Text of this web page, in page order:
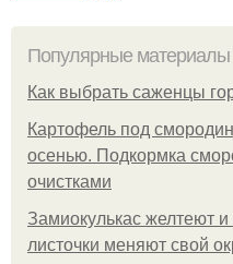
Популярные материалы
Как выбрать саженцы
Картофель под
осенью. Подкормка
очистками
Замиокулькас желтеют
листочки меняют свой